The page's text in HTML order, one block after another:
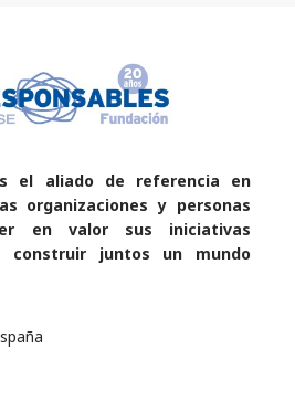
el aliado de referencia en
organizaciones y personas
en valor sus iniciativas
construir juntos un mundo